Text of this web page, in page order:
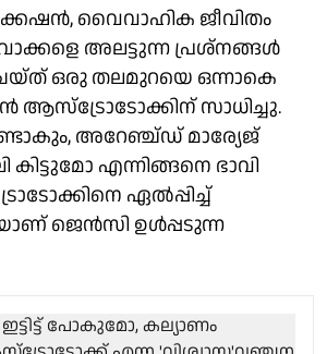
വൈവാഹിക ജീവിതം
അലട്ടുന്ന പ്രശ്നങ്ങൾ
ഒരു തലമുറയെ ഒന്നാകെ
ആസ്ട്രോടോക്കിന് സാധിച്ചു.
അറേഞ്ച്ഡ് മാര്യേജ്
എന്നിങ്ങനെ ഭാവി
ഏൽപ്പിച്ച്
ജെൻസി ഉൾപ്പടുന്ന